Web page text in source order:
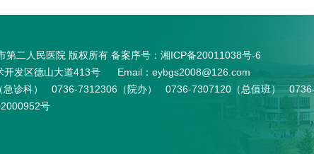
二人民医院 版权所有 备案序号： 湘ICP备20011038号-6
开发区德山大道413号 Email：eybgs2008@126.com
急诊科） 0736-7312306（院办） 0736-7307120（总值班）
号